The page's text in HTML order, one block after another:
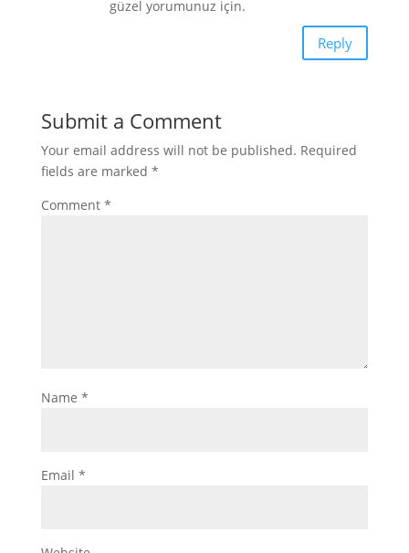
güzel yorumunuz için.
Reply
Submit a Comment
Your email address will not be published. Required
fields are marked *
Comment *
Name *
Email *